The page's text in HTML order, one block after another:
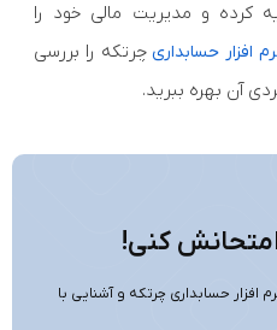
کرده و مدیریت مالی خود را
افزار حسابداری چرتکه را بررسی
آن بهره ببرید.
کنی!
روزه رایگان نرم افزار حسابداری چرتکه و آشنایی با